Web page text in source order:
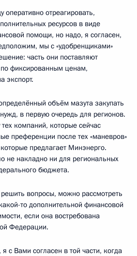
оперативно отреагировать,
ресурсов в виде
помощи, но надо, я согласен,
мы с «удобренщиками»
часть они поставляют
фиксированным ценам,
экспорт.
объём мазута закупать
в первую очередь для регионов.
компаний, которые сейчас
преференции после тех «маневров»
предлагает Минэнерго.
не накладно ни для региональных
бюджета.
вопросы, можно рассмотреть
то дополнительной финансовой
если она востребована
Федерации.
с Вами согласен в той части, когда